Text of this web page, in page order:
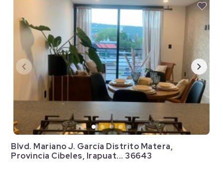
Blvd. Mariano J. García Distrito Matera,
Provincia Cibeles, Irapuat... 36643